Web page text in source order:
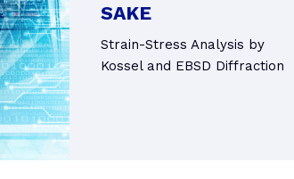
SAKE
Strain-Stress Analysis by
Kossel and EBSD Diffraction